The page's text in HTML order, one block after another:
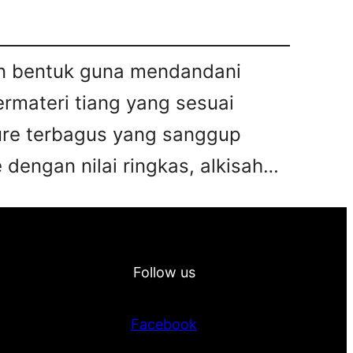
bentuk guna mendandani
tiang yang sesuai
terbagus yang sanggup
nilai ringkas, alkisah…
Follow us
Facebook